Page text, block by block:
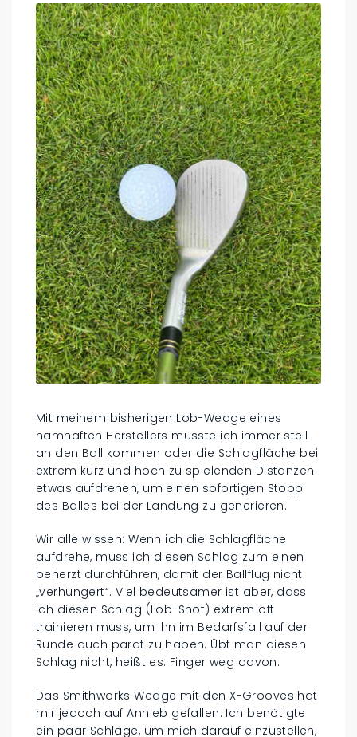
Mit meinem bisherigen Lob-Wedge eines
namhaften Herstellers musste ich immer steil
an den Ball kommen oder die Schlagfläche bei
extrem kurz und hoch zu spielenden Distanzen
etwas aufdrehen, um einen sofortigen Stopp
des Balles bei der Landung zu generieren.
Wir alle wissen: Wenn ich die Schlagfläche
aufdrehe, muss ich diesen Schlag zum einen
beherzt durchführen, damit der Ballflug nicht
„verhungert“. Viel bedeutsamer ist aber, dass
ich diesen Schlag (Lob-Shot) extrem oft
trainieren muss, um ihn im Bedarfsfall auf der
Runde auch parat zu haben. Übt man diesen
Schlag nicht, heißt es: Finger weg davon.
Das Smithworks Wedge mit den X-Grooves hat
mir jedoch auf Anhieb gefallen. Ich benötigte
ein paar Schläge, um mich darauf einzustellen,